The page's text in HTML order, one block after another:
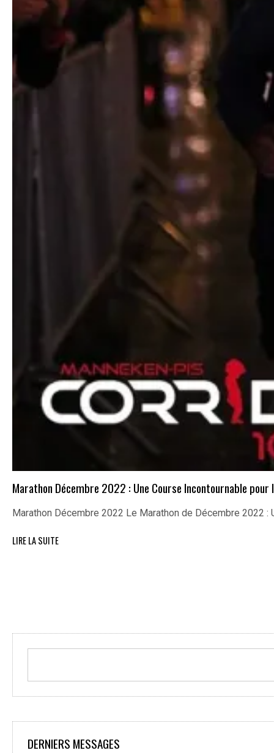
Marathon Décembre 2022 : Une Course Incontournable pour
Marathon Décembre 2022 Le Marathon de Décembre 2022
LIRE LA SUITE
DERNIERS MESSAGES